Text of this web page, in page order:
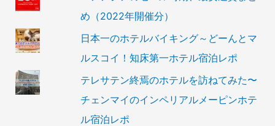
め（2022年開催分）
日本一のホテルバイキング～どーんとマ
ルスコイ！知床第一ホテル宿泊レポ
テレサテン終焉のホテルを訪ねてみた〜
チェンマイのインペリアルメーピンホテ
ル宿泊レポ